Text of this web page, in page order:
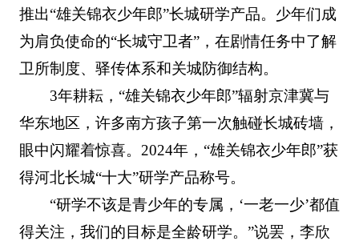
推出“雄关锦衣少年郎”长城研学产品。少年们成
为肩负使命的“长城守卫者”，在剧情任务中了解
卫所制度、驿传体系和关城防御结构。
3年耕耘，“雄关锦衣少年郎”辐射京津冀与
华东地区，许多南方孩子第一次触碰长城砖墙，
眼中闪耀着惊喜。2024年，“雄关锦衣少年郎”获
得河北长城“十大”研学产品称号。
“研学不该是青少年的专属，‘一老一少’都值
得关注，我们的目标是全龄研学。”说罢，李欣